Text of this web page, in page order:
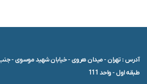
طبقه اول - واحد 111